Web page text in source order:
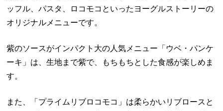
ッフル、パスタ、ロコモコといったヨーグルストーリーの
オリジナルメニューです。
紫のソースがインパクト大の人気メニュー「ウベ・パンケ
ーキ」は、生地まで紫で、もちもちとした食感が楽しめま
す。
また、「プライムリブロコモコ」は柔らかいリブロースと